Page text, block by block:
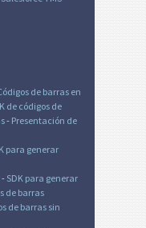
de barras en
de códigos de
- Presentación de
para generar
- SDK para generar
de barras
de barras sin